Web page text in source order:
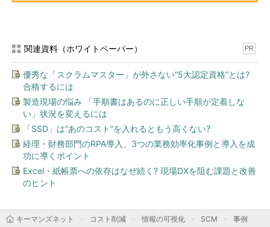
関連資料（ホワイトペーパー） PR
優秀な「スクラムマスター」が外さない“5大認定資格”とは?
合格するには
製造現場の悩み 「手順書はあるのに正しい手順が定着しな
い」状況を変えるには
「SSD」は“あのコスト”を入れるともう高くない?
経理・財務部門のRPA導入、3つの業務効率化事例と導入を成
功に導くポイント
Excel・紙帳票への依存はなぜ続く? 現場DXを阻む課題と改善
のヒント
キーマンズネット コスト削減 情報の可視化 SCM
事例